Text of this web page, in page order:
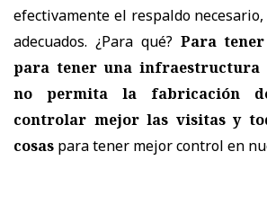
efectivamente el respaldo
adecuados. ¿Para qué? Para
para tener una infraestructura
no permita la fabricación
controlar mejor las visitas y
cosas para tener mejor control en